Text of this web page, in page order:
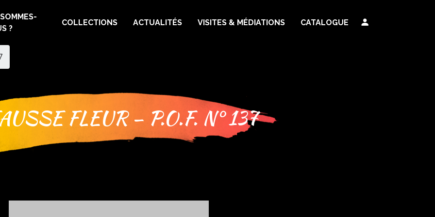
?
COLLECTIONS ACTUALITÉS VISITES & MÉDIATIONS CATALOGUE
FLEUR – P.O.F. N° 137